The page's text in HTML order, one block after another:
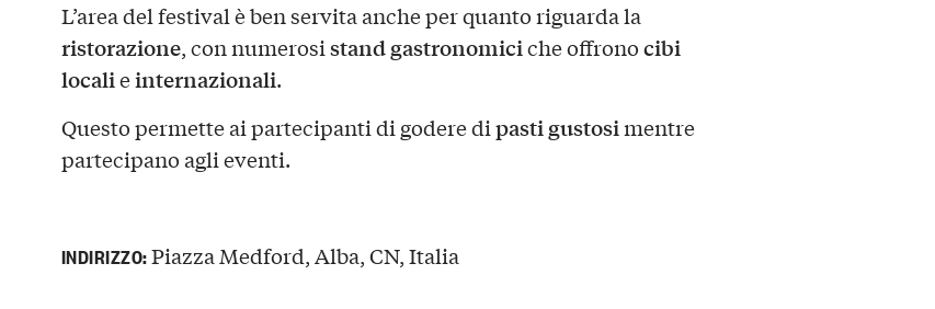
L’area del festival è ben servita anche per quanto riguarda la
ristorazione, con numerosistand gastronomiciche offronocibi
localieinternazionali.
Questo permette ai partecipanti di godere dipasti gustosimentre
partecipano agli eventi.
INDIRIZZO:Piazza Medford, Alba, CN, Italia